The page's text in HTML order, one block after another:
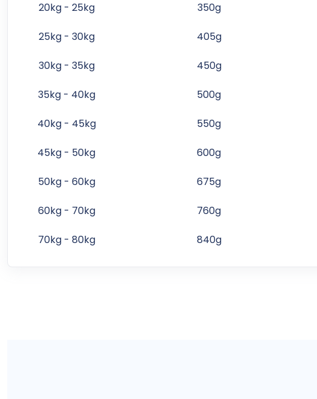
20kg - 25kg 350g
25kg - 30kg 405g
30kg - 35kg 450g
35kg - 40kg 500g
40kg - 45kg 550g
45kg - 50kg 600g
50kg - 60kg 675g
60kg - 70kg 760g
70kg - 80kg 840g